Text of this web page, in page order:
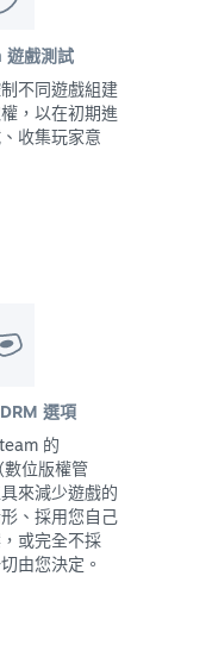
遊戲測試
不同遊戲組建
，以在初期進
收集玩家意
選項
的
數位版權管
來減少遊戲的
、採用您自己
或完全不採
由您決定。